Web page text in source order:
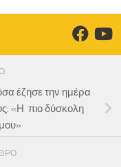
έζησε την ημέρα
«Η πιο δύσκολη